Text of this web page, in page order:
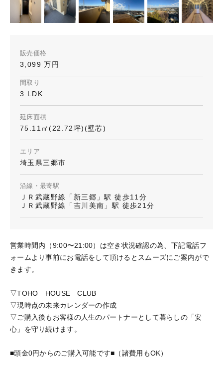
販売価格
3,099 万円
間取り
3 LDK
延床面積
75.11㎡(22.72坪)(壁芯)
エリア
埼玉県三郷市
沿線・最寄駅
ＪＲ武蔵野線「新三郷」駅 徒歩11分
ＪＲ武蔵野線「吉川美南」駅 徒歩21分
営業時間内（9:00〜21:00）は空き状況確認の為、下記電話フ
ォームより事前にお電話をして頂けるとスムーズにご案内がで
きます。
▽TOHO HOUSE CLUB
▽現時点の未来カレンダーの作成
▽ご購入後もお客様の人生のパートナーとして暮らしの「安
心」を守り続けます。
■頭金0円からのご購入可能です■（諸費用もOK）